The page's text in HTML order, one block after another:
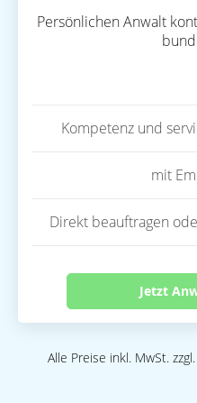
Persönlichen Anwalt
Kompetenz und
mit
Direkt beauftragen
Jetzt
Alle Preise inkl. MwSt.